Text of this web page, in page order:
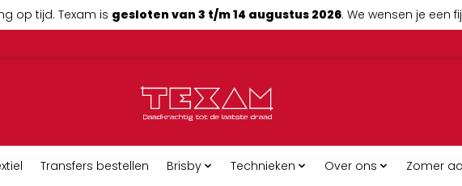
op tijd. Texam is gesloten van 3 t/m 14 augustus 2026. We wensen je een
Transfers bestellen Brisby Technieken Over ons Zomer